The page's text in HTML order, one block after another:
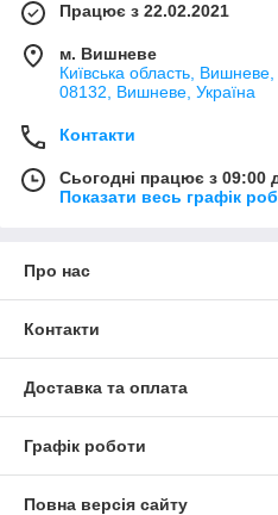
Працює з 22.02.2021
м. Вишневе
Київська область,
08132, Вишневе, Україна
Контакти
Сьогодні працює з 09:00
Показати весь графік
Про нас
Контакти
Доставка та оплата
Графік роботи
Повна версія сайту